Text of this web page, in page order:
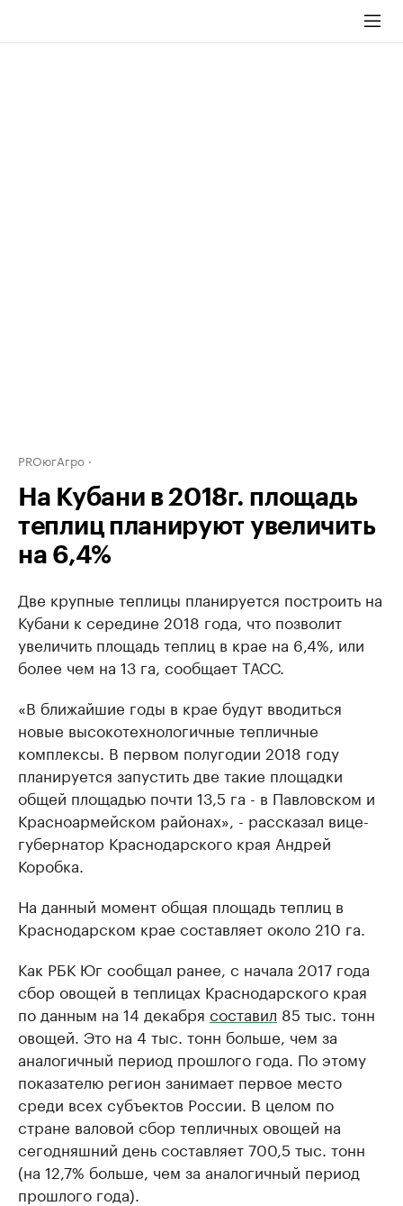
PROюгАгро
На Кубани в 2018г. площадь
теплиц планируют увеличить
на 6,4%
Две крупные теплицы планируется построить на
Кубани к середине 2018 года, что позволит
увеличить площадь теплиц в крае на 6,4%, или
более чем на 13 га, сообщает ТАСС.
«В ближайшие годы в крае будут вводиться
новые высокотехнологичные тепличные
комплексы. В первом полугодии 2018 году
планируется запустить две такие площадки
общей площадью почти 13,5 га - в Павловском и
Красноармейском районах», - рассказал вице-
губернатор Краснодарского края Андрей
Коробка.
На данный момент общая площадь теплиц в
Краснодарском крае составляет около 210 га.
Как РБК Юг сообщал ранее, с начала 2017 года
сбор овощей в теплицах Краснодарского края
по данным на 14 декабря составил 85 тыс. тонн
овощей. Это на 4 тыс. тонн больше, чем за
аналогичный период прошлого года. По этому
показателю регион занимает первое место
среди всех субъектов России. В целом по
стране валовой сбор тепличных овощей на
сегодняшний день составляет 700,5 тыс. тонн
(на 12,7% больше, чем за аналогичный период
прошлого года).